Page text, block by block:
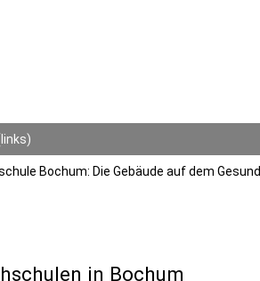
Bochum: Die Gebäude auf dem
in Bochum